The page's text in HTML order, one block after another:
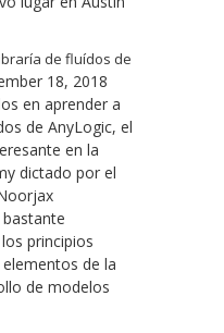
de fluídos de
18, 2018
en aprender a
de AnyLogic, el
en la
dictado por el
principios
de la
de modelos